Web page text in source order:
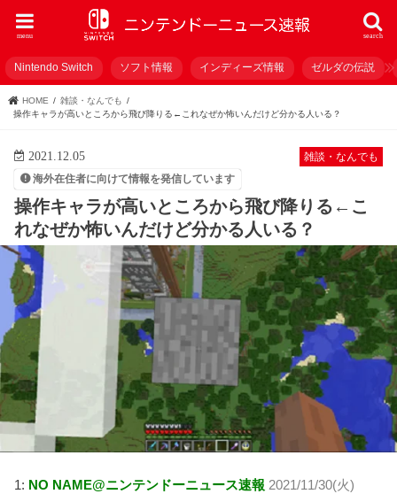
search
menu
Nintendo Switch ソフト情報 インディーズ情報 ゼルダの伝説
HOME
雑談・なんでも
操作キャラが高いところから飛び降りる←これなぜか怖いんだけど分かる人いる？
雑談・なんでも
2021.12.05
海外在住者に向けて情報を発信しています
操作キャラが高いところから飛び降りる←こ
れなぜか怖いんだけど分かる人いる？
1: NO NAME@ニンテンドーニュース速報 2021/11/30(火)